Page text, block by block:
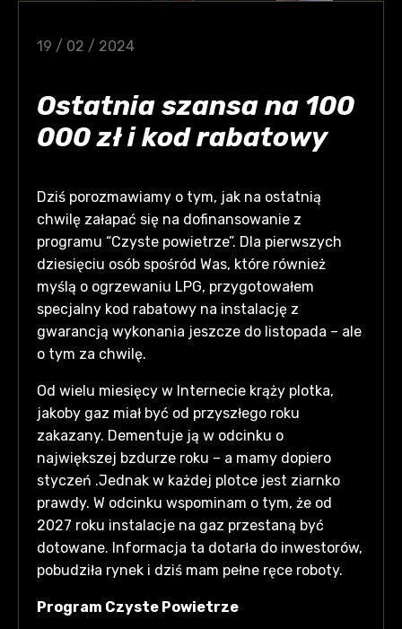
19 / 02 / 2024
Ostatnia szansa na 100
000 zł i kod rabatowy
Dziś porozmawiamy o tym, jak na ostatnią
chwilę załapać się na dofinansowanie z
programu “Czyste powietrze”. Dla pierwszych
dziesięciu osób spośród Was, które również
myślą o ogrzewaniu LPG, przygotowałem
specjalny kod rabatowy na instalację z
gwarancją wykonania jeszcze do listopada – ale
o tym za chwilę.
Od wielu miesięcy w Internecie krąży plotka,
jakoby gaz miał być od przyszłego roku
zakazany. Dementuje ją w odcinku o
największej bzdurze roku – a mamy dopiero
styczeń .Jednak w każdej plotce jest ziarnko
prawdy. W odcinku wspominam o tym, że od
2027 roku instalacje na gaz przestaną być
dotowane. Informacja ta dotarła do inwestorów,
pobudziła rynek i dziś mam pełne ręce roboty.
Program Czyste Powietrze